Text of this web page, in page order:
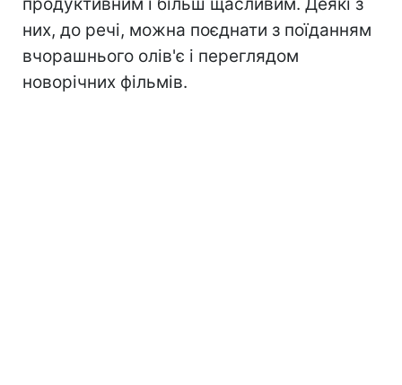
них, до речі, можна поєднати з поїданням
вчорашнього олів'є і переглядом
новорічних фільмів.